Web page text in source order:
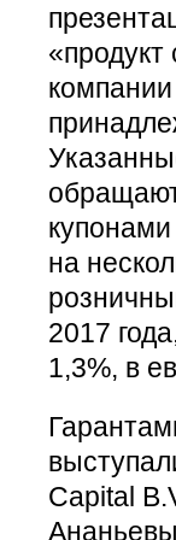
на
2017
1,3%, в
Capital